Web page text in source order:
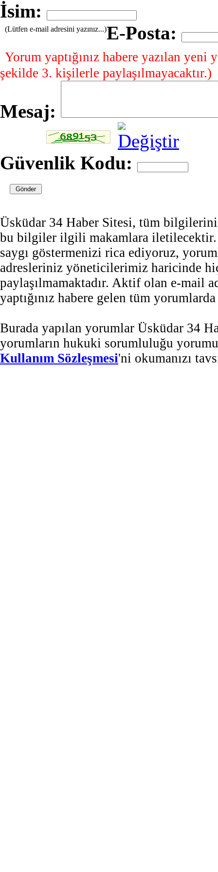
İsim:
E-Posta:
(Lütfen e-mail adresini yazınız...)
Yorum yaptığınız habere yazılan
şekilde 3. kişilerle paylaşılmayacaktır.)
Mesaj:
Güvenlik Kodu:
Üsküdar 34 Haber Sitesi, tüm
bu bilgiler ilgili makamlara iletilecektir.
saygı göstermenizi rica ediyoruz,
adresleriniz yöneticilerimiz haricinde
paylaşılmamaktadır. Aktif olan e-mail
yaptığınız habere gelen tüm
Burada yapılan yorumlar Üsküdar 34
yorumların hukuki sorumluluğu
Kullanım Sözleşmesi'ni okumanızı